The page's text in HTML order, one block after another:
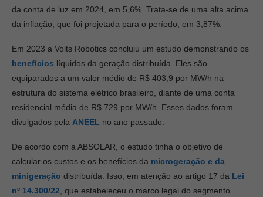
da conta de luz em 2024, em 5,6%. Trata-se de uma alta acima
da inflação, que foi projetada para o período, em 3,87%.
Em 2023 a Volts Robotics concluiu um estudo demonstrando os
benefícios líquidos da geração distribuída. Eles são
equiparados a um valor médio de R$ 403,9 por MW/h na
estrutura do sistema elétrico brasileiro, diante de uma conta
residencial média de R$ 729 por MW/h. Esses dados foram
divulgados pela ANEEL no ano passado.
De acordo com a ABSOLAR, o estudo tinha o objetivo de
calcular os custos e os benefícios da microgeração e da
minigeração distribuída. Isso, em atenção ao artigo 17 da Lei
nº 14.300/22 , que estabeleceu o marco legal do segmento